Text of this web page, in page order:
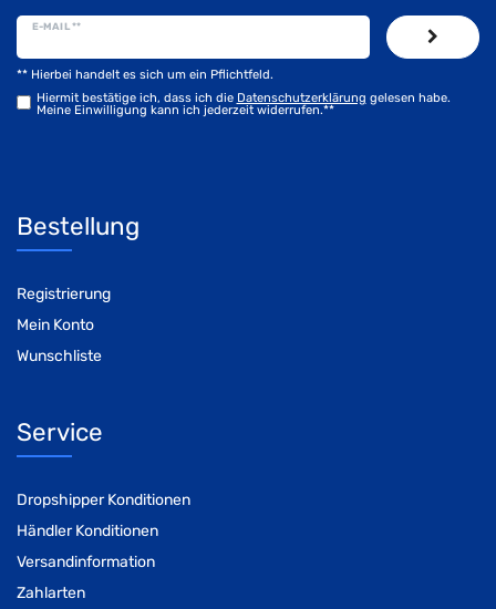
E-MAIL **
Hiermit bestätige ich, dass ich die Daten­schutz­erklärung gelesen habe.
Meine Einwilligung kann ich jederzeit widerrufen.**
** Hierbei handelt es sich um ein Pflichtfeld.
Bestellung
Registrierung
Mein Konto
Wunschliste
Service
Dropshipper Konditionen
Händler Konditionen
Versandinformation
Zahlarten